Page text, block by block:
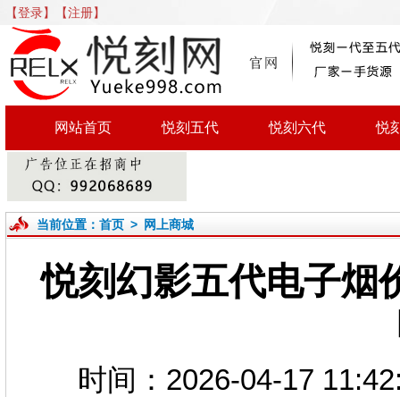
【登录】 【注册】
网站首页 悦刻五代 悦刻六代 悦
当前位置： 首页> 网上商城
悦刻幻影五代电子烟
时间：2026-04-17